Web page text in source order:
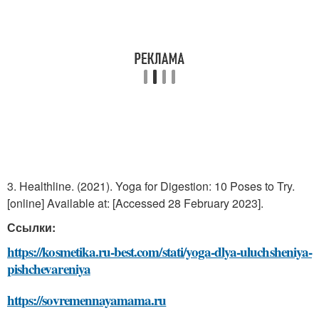
3. Healthline. (2021). Yoga for Digestion: 10 Poses to Try.
[online] Available at: [Accessed 28 February 2023].
Ссылки:
https://kosmetika.ru-best.com/stati/yoga-dlya-uluchsheniya-
pishchevareniya
https://sovremennayamama.ru